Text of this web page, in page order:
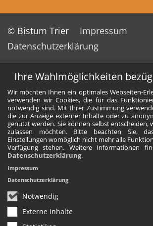
Ihre Wahlmöglichkeiten
Wir möchten Ihnen ein optimales Webseiten-
verwenden wir Cookies, die für das
notwendig sind. Mit Ihrer Zustimmung
die zur Anzeige externer Inhalte oder zu
genutzt werden. Sie können selbst entscheiden,
zulassen möchten. Bitte beachten Sie,
Einstellungen womöglich nicht mehr alle
Verfügung stehen. Weitere Informationen
Datenschutzerklärung.
Notwendig
Externe Inhalte
Impressum
Datenschutzerklärung
© Bistum Trier
Impressum
Datenschutzerklärung